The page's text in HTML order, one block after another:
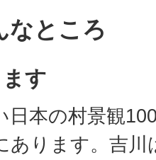
なところ
す
日本の村景観
あります。吉川